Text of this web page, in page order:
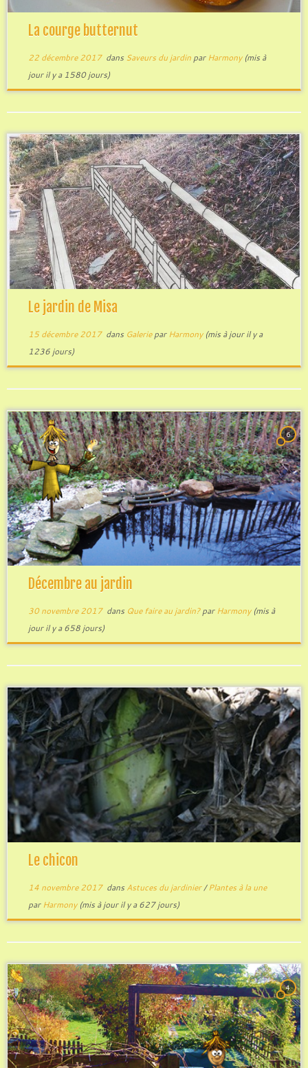
La courge butternut
22 décembre 2017dans Saveurs du jardin parHarmony(mis à
jour il y a 1580 jours)
Le jardin de Misa
15 décembre 2017dans GalerieparHarmony(mis à jour il y a
1236 jours)
6
Décembre au jardin
30 novembre 2017dans Que faire au jardin?parHarmony(mis à
jour il y a 658 jours)
Le chicon
14 novembre 2017dans Astuces du jardinier/Plantes à la une
parHarmony(mis à jour il y a 627 jours)
4